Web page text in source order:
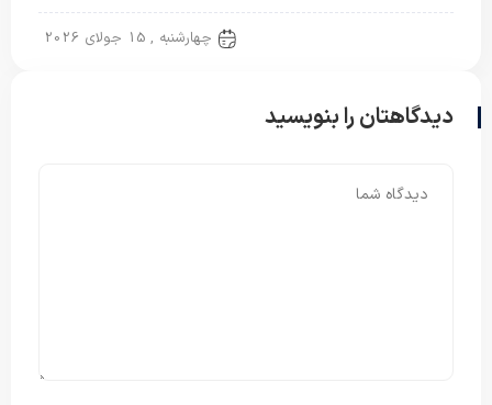
چهارشنبه , 15 جولای 2026
دیدگاهتان را بنویسید